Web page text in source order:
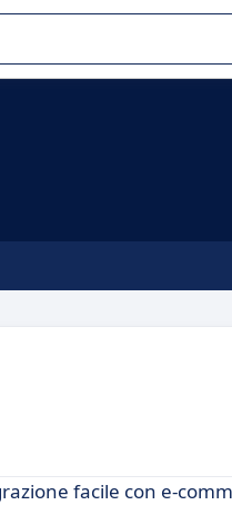
azienda.
facile con e-